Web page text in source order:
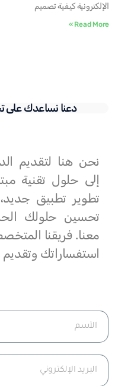
الإلكترونية كيفية تصميم
Read More »
دعنا نساعدك على
نحن هنا لتقديم
إلى حلول تقنية
تطوير تطبيق
تحسين حلولك
معنا. فريقنا
استفساراتك وتقديم